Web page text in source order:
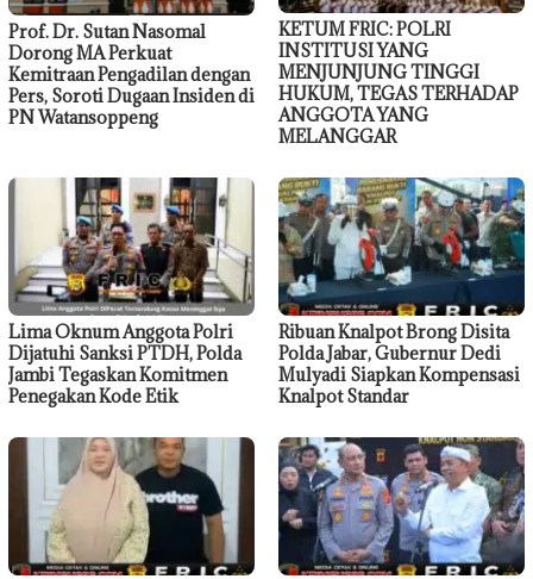
Prof. Dr. Sutan Nasomal
Dorong MA Perkuat
Kemitraan Pengadilan dengan
Pers, Soroti Dugaan Insiden di
PN Watansoppeng
KETUM FRIC: POLRI
INSTITUSI YANG
MENJUNJUNG TINGGI
HUKUM, TEGAS TERHADAP
ANGGOTA YANG
MELANGGAR
Lima Oknum Anggota Polri
Dijatuhi Sanksi PTDH, Polda
Jambi Tegaskan Komitmen
Penegakan Kode Etik
Ribuan Knalpot Brong Disita
Polda Jabar, Gubernur Dedi
Mulyadi Siapkan Kompensasi
Knalpot Standar